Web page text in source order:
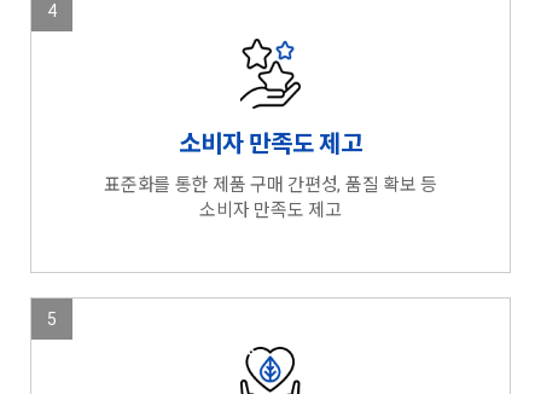
4
소비자 만족도 제고
표준화를 통한 제품 구매 간편성, 품질 확보 등
소비자 만족도 제고
5